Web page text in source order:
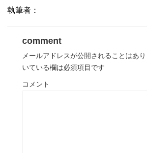
執筆者：
comment
メールアドレスが公開されることはあり
いている欄は必須項目です
コメント